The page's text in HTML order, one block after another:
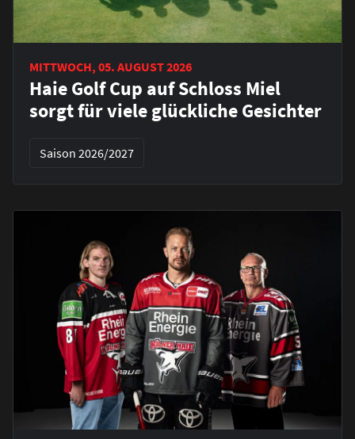
MITTWOCH, 05. AUGUST 2026
Haie Golf Cup auf Schloss Miel
sorgt für viele glückliche Gesichter
Saison 2026/2027